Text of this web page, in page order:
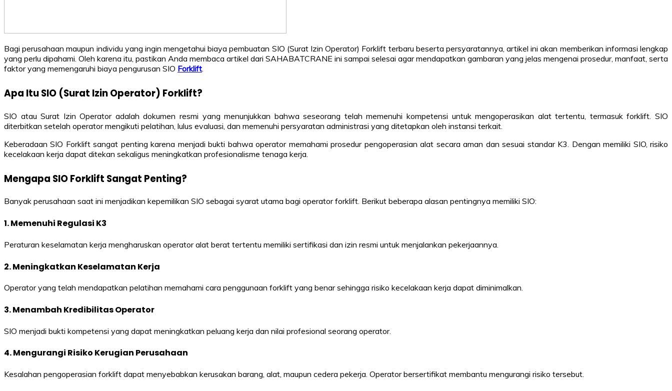
Bagi perusahaan maupun individu yang ingin mengetahui biaya pembuatan SIO (Surat Izin Operator) Forklift terbaru beserta persyaratannya, artikel ini akan memberikan informasi lengkap
yang perlu dipahami. Oleh karena itu, pastikan Anda membaca artikel dari SAHABATCRANE ini sampai selesai agar mendapatkan gambaran yang jelas mengenai prosedur, manfaat, serta
faktor yang memengaruhi biaya pengurusan SIO Forklift
Apa Itu SIO (Surat Izin Operator) Forklift?
SIO atau Surat Izin Operator adalah dokumen resmi yang menunjukkan bahwa seseorang telah memenuhi kompetensi untuk mengoperasikan alat tertentu, termasuk forklift. SIO
diterbitkan setelah operator mengikuti pelatihan, lulus evaluasi, dan memenuhi persyaratan administrasi yang ditetapkan oleh instansi terkait.
Keberadaan SIO Forklift sangat penting karena menjadi bukti bahwa operator memahami prosedur pengoperasian alat secara aman dan sesuai standar K3. Dengan memiliki SIO, risiko
kecelakaan kerja dapat ditekan sekaligus meningkatkan profesionalisme tenaga kerja.
Mengapa SIO Forklift Sangat Penting?
Banyak perusahaan saat ini menjadikan kepemilikan SIO sebagai syarat utama bagi operator forklift. Berikut beberapa alasan pentingnya memiliki SIO:
1. Memenuhi Regulasi K3
Peraturan keselamatan kerja mengharuskan operator alat berat tertentu memiliki sertifikasi dan izin resmi untuk menjalankan pekerjaannya.
2. Meningkatkan Keselamatan Kerja
Operator yang telah mendapatkan pelatihan memahami cara penggunaan forklift yang benar sehingga risiko kecelakaan kerja dapat diminimalkan.
3. Menambah Kredibilitas Operator
SIO menjadi bukti kompetensi yang dapat meningkatkan peluang kerja dan nilai profesional seorang operator.
4. Mengurangi Risiko Kerugian Perusahaan
Kesalahan pengoperasian forklift dapat menyebabkan kerusakan barang, alat, maupun cedera pekerja. Operator bersertifikat membantu mengurangi risiko tersebut.